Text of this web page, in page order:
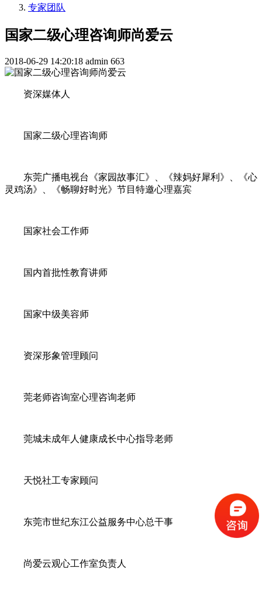
专家团队
国家二级心理咨询师尚爱云
2018-06-29 14:20:18 admin 663
资深媒体人
国家二级心理咨询师
东莞广播电视台《家园故事汇》、《辣妈好犀利》、《心
灵鸡汤》、《畅聊好时光》节目特邀心理嘉宾
国家社会工作师
国内首批性教育讲师
国家中级美容师
资深形象管理顾问
莞老师咨询室心理咨询老师
莞城未成年人健康成长中心指导老师
天悦社工专家顾问
东莞市世纪东江公益服务中心总干事
尚爱云观心工作室负责人